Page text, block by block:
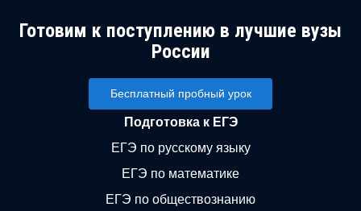
Готовим к поступлению в лучшие вузы
России
Бесплатный пробный урок
Подготовка к ЕГЭ
ЕГЭ по русскому языку
ЕГЭ по математике
ЕГЭ по обществознанию